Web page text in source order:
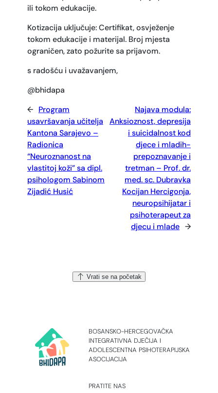
ili tokom edukacije.
Kotizacija uključuje: Certifikat, osvježenje
tokom edukacije i materijal. Broj mjesta
ograničen, zato požurite sa prijavom.
s radošću i uvažavanjem,
@bhidapa
← Program
usavršavanja učitelja
Kantona Sarajevo –
Radionica
“Neuroznanost na
vlastitoj koži” sa dipl.
psihologom Sabinom
Zijadić Husić
Najava modula:
Anksioznost, depresija
i suicidalnost kod
djece i mladih-
prepoznavanje i
tretman – Prof. dr.
med. sc. Dubravka
Kocijan Hercigonja,
neuropsihijatar i
psihoterapeut za
djecu i mlade →
Vrati se na početak
BOSANSKO-HERCEGOVAČKA
INTEGRATIVNA DJEČIJA I
ADOLESCENTNA PSIHOTERAPIJSKA
ASOCIJACIJA
PRATITE NAS